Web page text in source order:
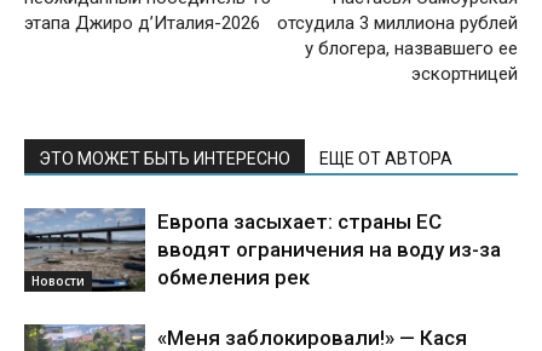
этапа Джиро д’Италия-2026
отсудила 3 миллиона рублей
у блогера, назвавшего ее
эскортницей
ЭТО МОЖЕТ БЫТЬ ИНТЕРЕСНО ЕЩЕ ОТ АВТОРА
Новости
Европа засыхает: страны ЕС
вводят ограничения на воду из-за
обмеления рек
«Меня заблокировали!» — Кася